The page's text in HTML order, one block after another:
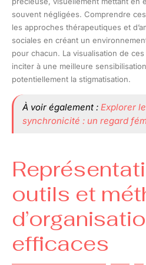
souvent négligées. Comprendre
les approches thérapeutiques et
sociales en créant un
pour chacun. La visualisation de
inciter à une meilleure
potentiellement la stigmatisation.
À voir également : Explorer
synchronicité : un regard
outils et
efficaces